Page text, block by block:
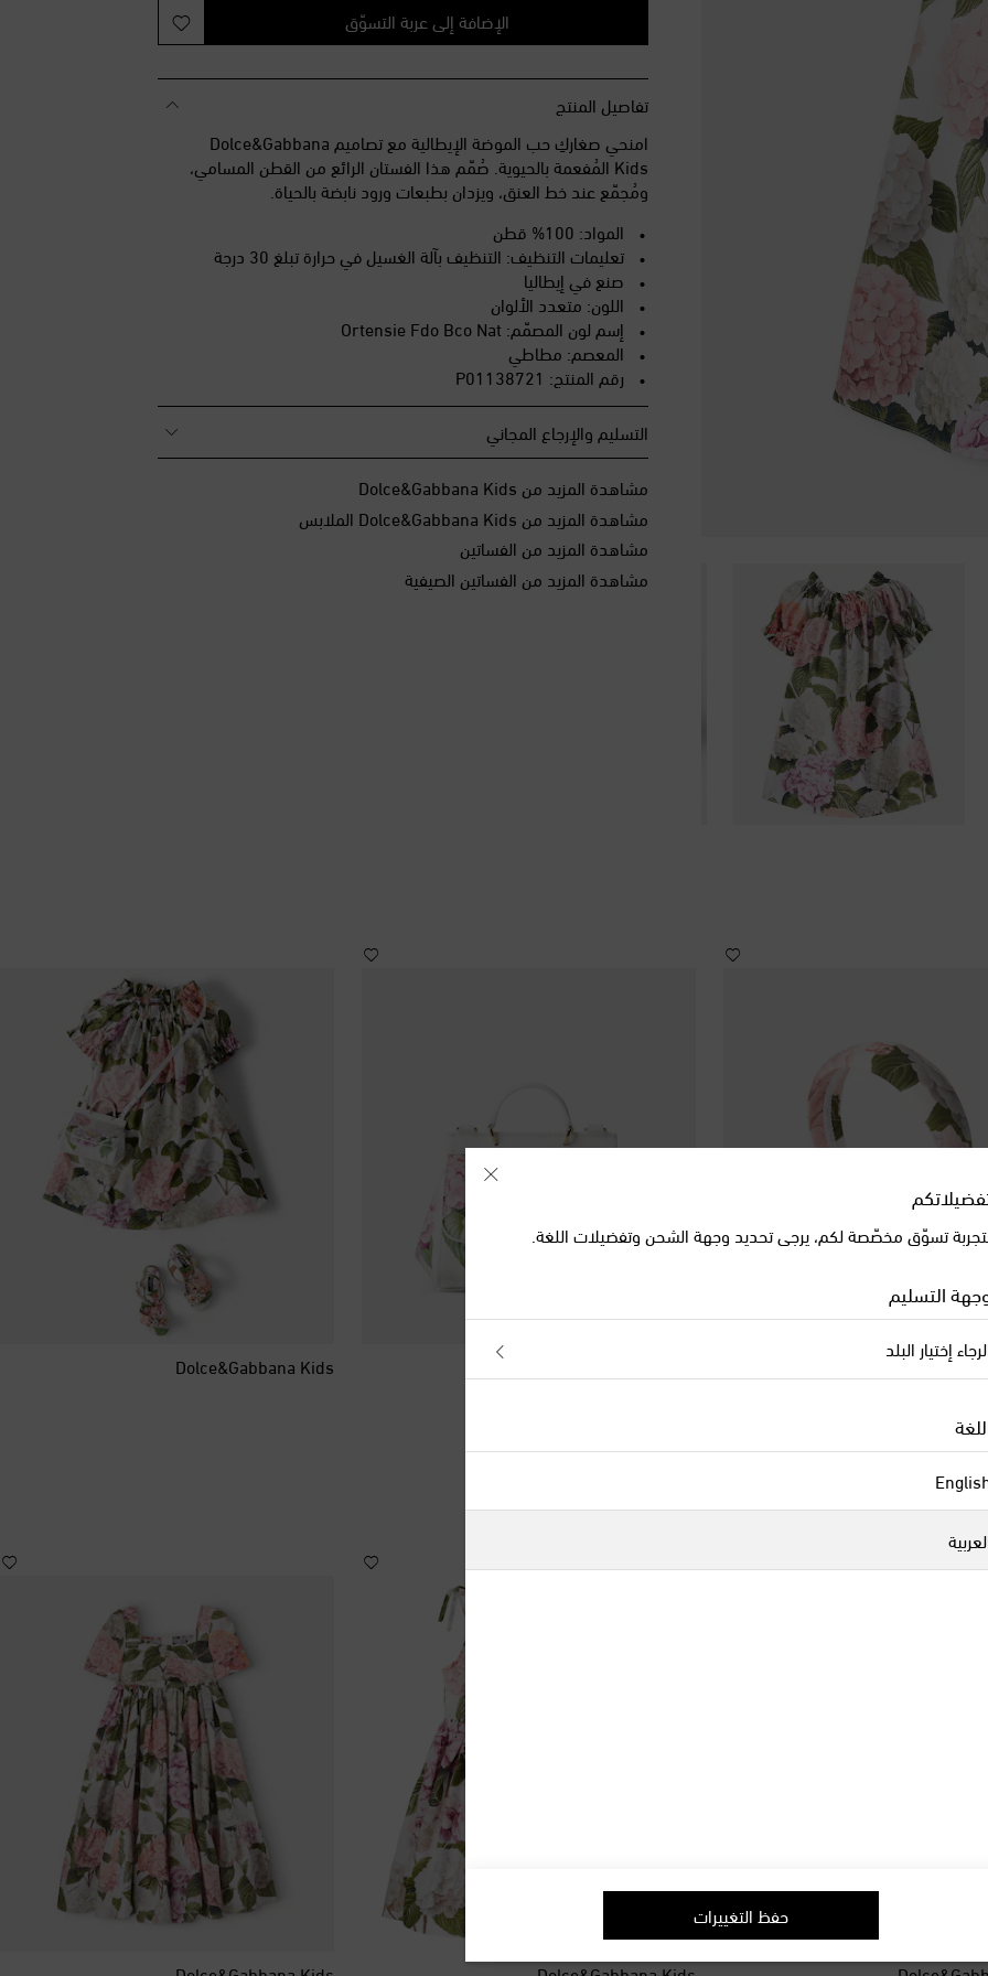
الإضافة إلى عربة التسوّق
تفاصيل المنتج
امنحي صغاركِ حب الموضة الإيطالية مع تصاميم Dolce&Gabbana
Kids المُفعمة بالحيوية. صُمّم هذا الفستان الرائع من القطن المسامي،
ومُجمّع عند خط العنق، ويزدان بطبعات ورود نابضة بالحياة.
المواد: 100% قطن
تعليمات التنظيف: التنظيف بآلة الغسيل في حرارة تبلغ 30 درجة
صنع في إيطاليا
اللون: متعدد الألوان
إسم لون المصمّم: Ortensie Fdo Bco Nat
المعصم: مطاطي
رقم المنتج: P01138721
التسليم والإرجاع المجاني
مشاهدة المزيد من Dolce&Gabbana Kids
مشاهدة المزيد من Dolce&Gabbana Kids الملابس
مشاهدة المزيد من الفساتين
مشاهدة المزيد من الفساتين الصيفية
Dolce&Gabbana Kids
تسوّق مخصّصة لكم، يرجى تحديد وجهة الشحن وتفضيلات اللغة.
التسليم
إختيار البلد
ألمانيا
أندورا
أورغواي
أوزبكستان
أيرلندا
حفظ التغييرات